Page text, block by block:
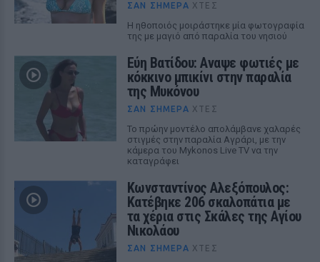
ΣΑΝ ΣΉΜΕΡΑ ΧΤΕΣ
Η ηθοποιός μοιράστηκε μία φωτογραφία
της με μαγιό από παραλία του νησιού
Εύη Βατίδου: Αναψε φωτιές με
κόκκινο μπικίνι στην παραλία
της Μυκόνου
ΣΑΝ ΣΉΜΕΡΑ ΧΤΕΣ
Το πρώην μοντέλο απολάμβανε χαλαρές
στιγμές στην παραλία Αγράρι, με την
κάμερα του Mykonos Live TV να την
καταγράφει
Κωνσταντίνος Αλεξόπουλος:
Κατέβηκε 206 σκαλοπάτια με
τα χέρια στις Σκάλες της Αγίου
Νικολάου
ΣΑΝ ΣΉΜΕΡΑ ΧΤΕΣ